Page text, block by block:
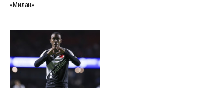
«Милан»